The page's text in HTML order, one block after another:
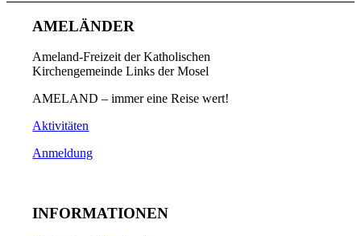
AMELÄNDER
Ameland-Freizeit der Katholischen
Kirchengemeinde Links der Mosel
AMELAND – immer eine Reise wert!
Aktivitäten
Anmeldung
INFORMATIONEN